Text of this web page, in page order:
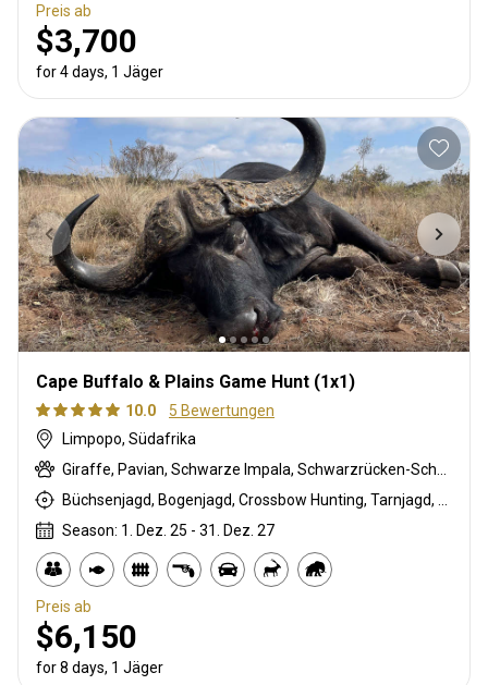
Preis ab
$3,700
for 4 days, 1 Jäger
Cape Buffalo & Plains Game Hunt (1x1)
10.0
5 Bewertungen
Limpopo, Südafrika
Season: 1. Dez. 25 - 31. Dez. 27
Preis ab
$6,150
for 8 days, 1 Jäger